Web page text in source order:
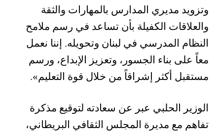
وتزويد مديري المدارس بالمهارات والثقة
والعلاقات الكفيلة بأن تساعد في رسم ملامح
النظام المدرسي في لبنان وتحويله. إننا نعمل
معاً على بناء الجسور، وتعزيز الإبداع، ورسم
مستقبل أكثر إشراقاً من خلال قوة التعليم».
الوزير الحلبي عبر عن سعادته لتوقيع مذكرة
تفاهم مع مديرة المجلس الثقافي البريطاني،